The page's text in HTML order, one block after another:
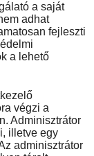
a saját
adhat
fejleszti
a lehető
végzi a
Adminisztrátor
illetve egy
adminisztrátor